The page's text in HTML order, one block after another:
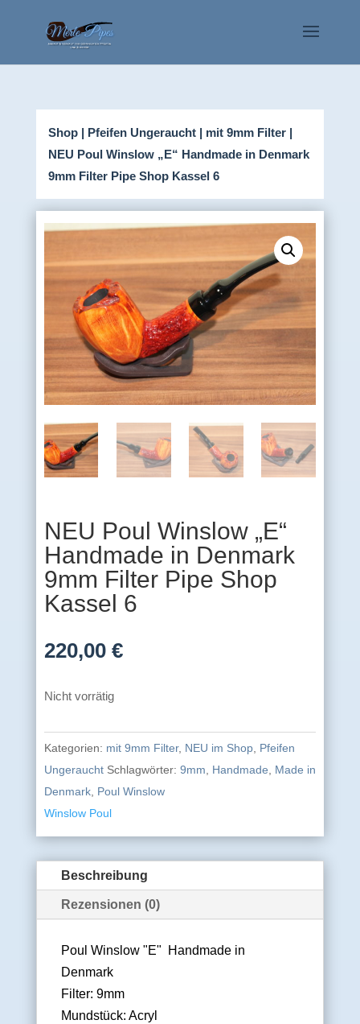
Shop| Pfeifen Ungeraucht| mit 9mm Filter|
NEU Poul Winslow „E“ Handmade in Denmark
9mm Filter Pipe Shop Kassel 6
NEU Poul Winslow „E“
Handmade in Denmark
9mm Filter Pipe Shop
Kassel 6
220,00 €
Nicht vorrätig
Kategorien: mit 9mm Filter, NEU im Shop, Pfeifen
Ungeraucht Schlagwörter: 9mm, Handmade, Made in
Denmark, Poul Winslow
Winslow Poul
Beschreibung
Rezensionen (0)
Poul Winslow "E"
Handmade in
Denmark
Filter: 9mm
Mundstück: Acryl